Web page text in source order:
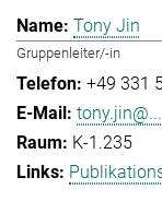
Tony Jin
Gruppenleiter/-in
+49 331
tony.jin@...
K-1.235